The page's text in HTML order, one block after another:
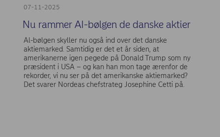
07-11-2025
Nu rammer AI-bølgen de danske aktier
Al-bølgen skyller nu også ind over det danske
aktiemarked. Samtidig er det et år siden, at
amerikanerne igen pegede på Donald Trump som ny
præsident i USA – og kan han mon tage ærenfor de
rekorder, vi nu ser på det amerikanske aktiemarked?
Det svarer Nordeas chefstrateg Josephine Cetti på.